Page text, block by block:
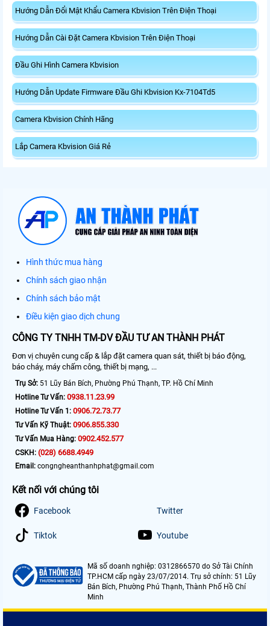
Hướng Dẫn Đổi Mật Khẩu Camera Kbvision Trên Điện Thoại
Hướng Dẫn Cài Đặt Camera Kbvision Trên Điện Thoại
Đầu Ghi Hình Camera Kbvision
Hướng Dẫn Update Firmware Đầu Ghi Kbvision Kx-7104Td5
Camera Kbvision Chính Hãng
Lắp Camera Kbvision Giá Rẻ
Hình thức mua hàng
Chính sách giao nhận
Chính sách bảo mật
Điều kiện giao dịch chung
CÔNG TY TNHH TM-DV ĐẦU TƯ AN THÀNH PHÁT
Đơn vị chuyên cung cấp & lắp đặt camera quan sát, thiết bị báo động,
báo cháy, máy chấm công, thiết bị mạng, ...
Trụ Sở: 51 Lũy Bán Bích, Phường Phú Thạnh, TP. Hồ Chí Minh
Hotline Tư Vấn: 0938.11.23.99
Hotline Tư Vấn 1: 0906.72.73.77
Tư Vấn Kỹ Thuật: 0906.855.330
Tư Vấn Mua Hàng: 0902.452.577
CSKH: (028) 6688.4949
Email: congngheanthanhphat@gmail.com
Kết nối với chúng tôi
Facebook Twitter
Tiktok Youtube
Mã số doanh nghiệp: 0312866570 do Sở Tài Chính
TP.HCM cấp ngày 23/07/2014. Trụ sở chính: 51 Lũy
Bán Bích, Phường Phú Thạnh, Thành Phố Hồ Chí
Minh